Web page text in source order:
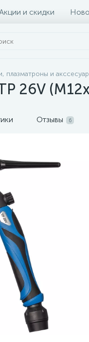
Акции и скидки
плазматроны и
26V
Отзывы 6